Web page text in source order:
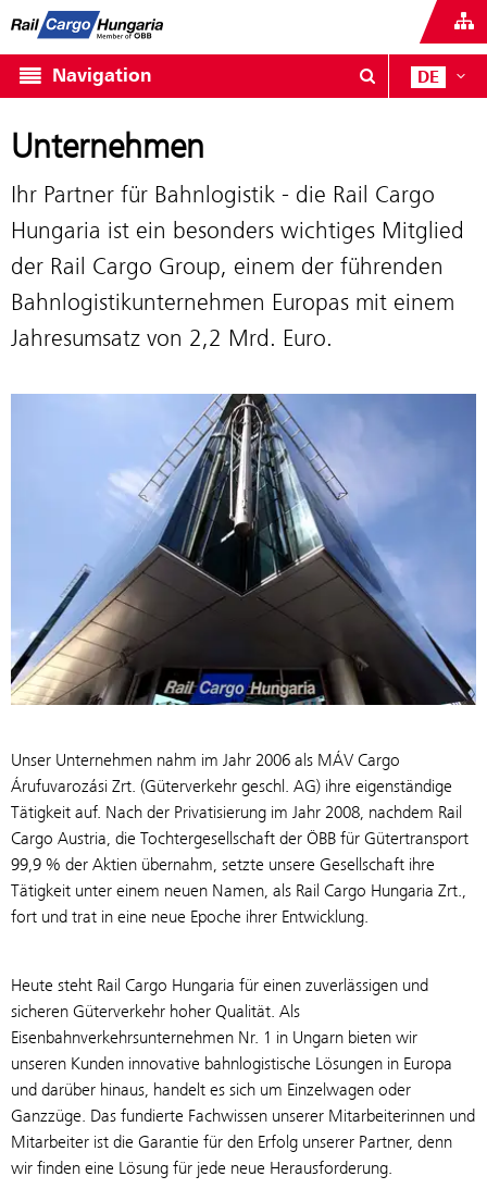
Navigation DE
Unternehmen
Ihr Partner für Bahnlogistik - die Rail Cargo
Hungaria ist ein besonders wichtiges Mitglied
der Rail Cargo Group, einem der führenden
Bahnlogistikunternehmen Europas mit einem
Jahresumsatz von 2,2 Mrd. Euro.
Unser Unternehmen nahm im Jahr 2006 als MÁV Cargo
Árufuvarozási Zrt. (Güterverkehr geschl. AG) ihre eigenständige
Tätigkeit auf. Nach der Privatisierung im Jahr 2008, nachdem Rail
Cargo Austria, die Tochtergesellschaft der ÖBB für Gütertransport
99,9 % der Aktien übernahm, setzte unsere Gesellschaft ihre
Tätigkeit unter einem neuen Namen, als Rail Cargo Hungaria Zrt.,
fort und trat in eine neue Epoche ihrer Entwicklung.
Heute steht Rail Cargo Hungaria für einen zuverlässigen und
sicheren Güterverkehr hoher Qualität. Als
Eisenbahnverkehrsunternehmen Nr. 1 in Ungarn bieten wir
unseren Kunden innovative bahnlogistische Lösungen in Europa
und darüber hinaus, handelt es sich um Einzelwagen oder
Ganzzüge. Das fundierte Fachwissen unserer Mitarbeiterinnen und
Mitarbeiter ist die Garantie für den Erfolg unserer Partner, denn
wir finden eine Lösung für jede neue Herausforderung.